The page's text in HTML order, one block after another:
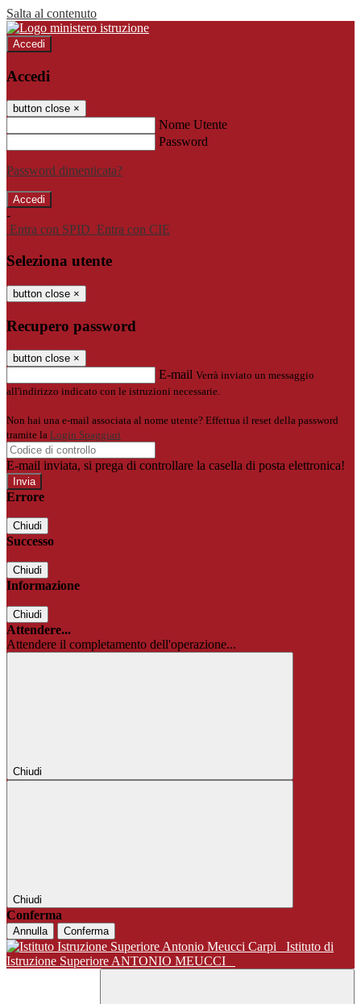
Salta al contenuto
Accedi
Accedi
button close ×
Nome Utente
Password
Password dimenticata?
-
Entra con SPID Entra con CIE
Seleziona utente
button close ×
Recupero password
button close ×
E-mail Verrà inviato un messaggio
all'indirizzo indicato con le istruzioni necessarie.
Non hai una e-mail associata al nome utente? Effettua il reset della password
tramite la Login Spaggiari
E-mail inviata, si prega di controllare la casella di posta elettronica!
Errore
Chiudi
Successo
Chiudi
Informazione
Chiudi
Attendere...
Attendere il completamento dell'operazione...
Chiudi
Chiudi
Conferma
Annulla Conferma
Istituto di
Istruzione Superiore ANTONIO MEUCCI